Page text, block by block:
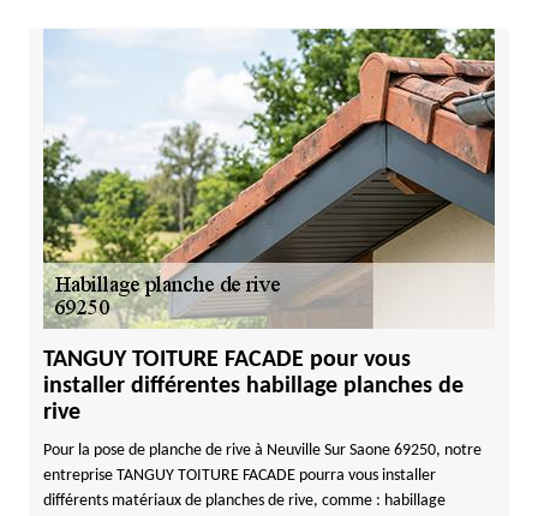
TANGUY TOITURE FACADE pour vous
installer différentes habillage planches de
rive
Pour la pose de planche de rive à Neuville Sur Saone 69250, notre
entreprise TANGUY TOITURE FACADE pourra vous installer
différents matériaux de planches de rive, comme : habillage